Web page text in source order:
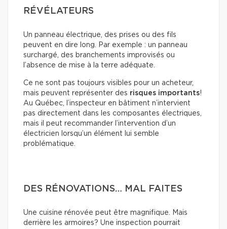
RÉVÉLATEURS
Un panneau électrique, des prises ou des fils
peuvent en dire long. Par exemple : un panneau
surchargé, des branchements improvisés ou
l’absence de mise à la terre adéquate.
Ce ne sont pas toujours visibles pour un acheteur,
mais peuvent représenter des risques importants!
Au Québec, l’inspecteur en bâtiment n’intervient
pas directement dans les composantes électriques,
mais il peut recommander l’intervention d’un
électricien lorsqu’un élément lui semble
problématique.
DES RÉNOVATIONS… MAL FAITES
Une cuisine rénovée peut être magnifique. Mais
derrière les armoires? Une inspection pourrait